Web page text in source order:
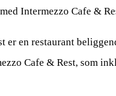
Intermezzo Cafe &
er en restaurant
Cafe & Rest, som